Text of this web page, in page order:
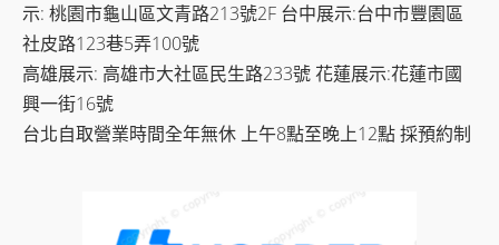
示: 桃園市龜山區文青路213號2F 台中展示:台中市豐園區
社皮路123巷5弄100號
高雄展示: 高雄市大社區民生路233號 花蓮展示:花蓮市國
興一街16號
台北自取營業時間全年無休 上午8點至晚上12點 採預約制